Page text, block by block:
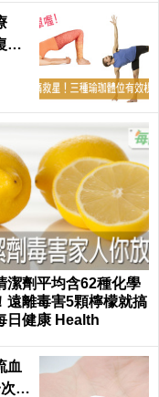
潔劑平均含62種化學
遠離毒害5顆檸檬就搞
日健康 Health
血
報